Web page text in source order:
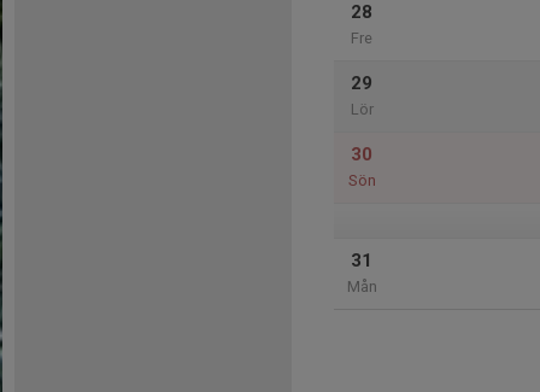
28
Fre
29
Lör
30
Sön
31
Mån